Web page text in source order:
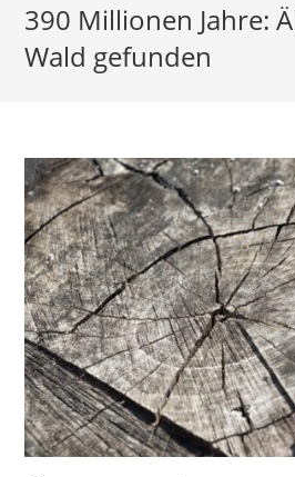
390 Millionen Jahre:
Wald gefunden